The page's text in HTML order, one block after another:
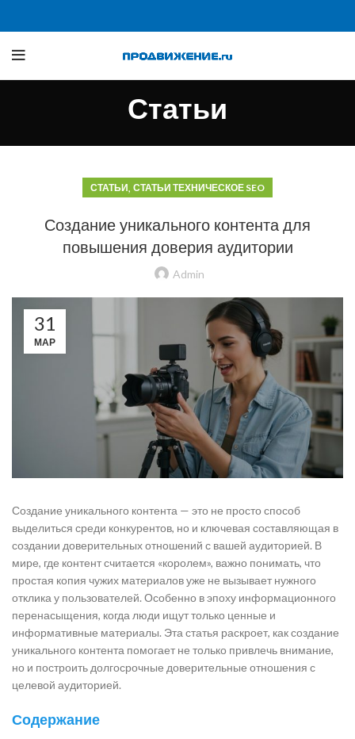
Статьи
СТАТЬИ, СТАТЬИ ТЕХНИЧЕСКОЕ SEO
Создание уникального контента для
повышения доверия аудитории
Admin
31
МАР
Создание уникального контента — это не просто способ
выделиться среди конкурентов, но и ключевая составляющая в
создании доверительных отношений с вашей аудиторией. В
мире, где контент считается «королем», важно понимать, что
простая копия чужих материалов уже не вызывает нужного
отклика у пользователей. Особенно в эпоху информационного
перенасыщения, когда люди ищут только ценные и
информативные материалы. Эта статья раскроет, как создание
уникального контента помогает не только привлечь внимание,
но и построить долгосрочные доверительные отношения с
целевой аудиторией.
Содержание